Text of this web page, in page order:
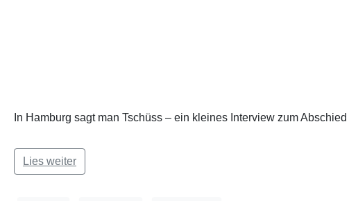
In Hamburg sagt man Tschüss – ein kleines Interview zum
Lies weiter